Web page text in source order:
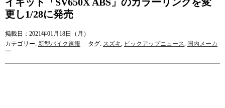
更し1/28に発売
掲載日：2021年01月18日（月）
カテゴリー: 新型バイク速報 タグ: スズキ, ピックアップニュース, 国内メーカ
ー